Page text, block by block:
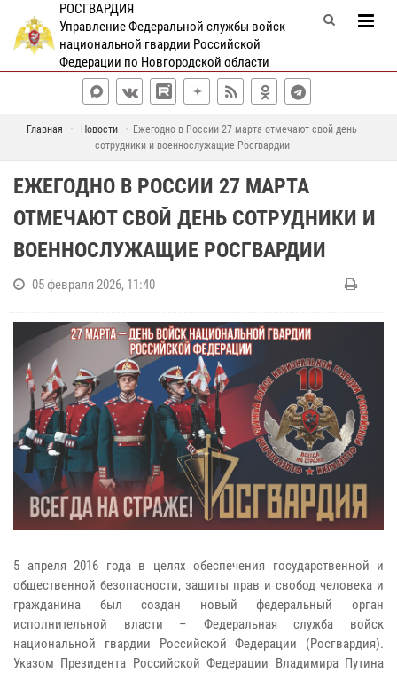
РОСГВАРДИЯ
Управление Федеральной службы войск
национальной гвардии Российской
Федерации по Новгородской области
Главная Новости
Ежегодно в России 27 марта отмечают свой день
сотрудники и военнослужащие Росгвардии
ЕЖЕГОДНО В РОССИИ 27 МАРТА
ОТМЕЧАЮТ СВОЙ ДЕНЬ СОТРУДНИКИ И
ВОЕННОСЛУЖАЩИЕ РОСГВАРДИИ
05 февраля 2026, 11:40
5 апреля 2016 года в целях обеспечения государственной и
общественной безопасности, защиты прав и свобод человека и
гражданина был создан новый федеральный орган
исполнительной власти – Федеральная служба войск
национальной гвардии Российской Федерации (Росгвардия).
Указом Президента Российской Федерации Владимира Путина